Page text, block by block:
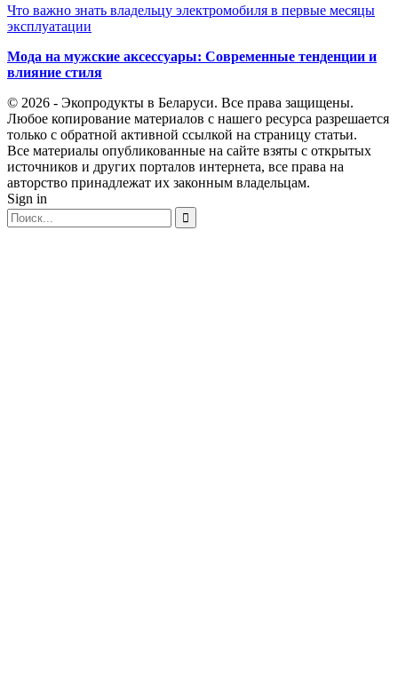
Что важно знать владельцу электромобиля в первые месяцы
эксплуатации
Мода на мужские аксессуары: Современные тенденции и
влияние стиля
© 2026 - Экопродукты в Беларуси. Все права защищены.
Любое копирование материалов с нашего ресурса разрешается
только с обратной активной ссылкой на страницу статьи.
Все материалы опубликованные на сайте взяты с открытых
источников и других порталов интернета, все права на
авторство принадлежат их законным владельцам.
Sign in